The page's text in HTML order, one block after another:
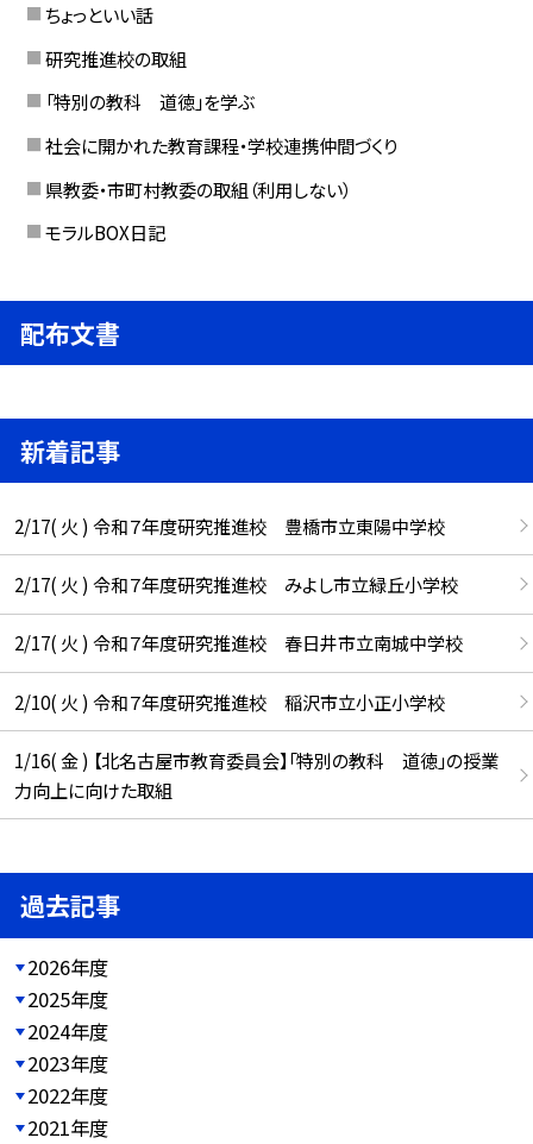
ちょっといい話
研究推進校の取組
「特別の教科 道徳」を学ぶ
社会に開かれた教育課程・学校連携仲間づくり
県教委・市町村教委の取組（利用しない）
モラルBOX日記
配布文書
新着記事
2/17( 火 ) 令和７年度研究推進校 豊橋市立東陽中学校
2/17( 火 ) 令和７年度研究推進校 みよし市立緑丘小学校
2/17( 火 ) 令和７年度研究推進校 春日井市立南城中学校
2/10( 火 ) 令和７年度研究推進校 稲沢市立小正小学校
1/16( 金 ) 【北名古屋市教育委員会】「特別の教科 道徳」の授業
力向上に向けた取組
過去記事
2026年度
2025年度
2024年度
2023年度
2022年度
2021年度